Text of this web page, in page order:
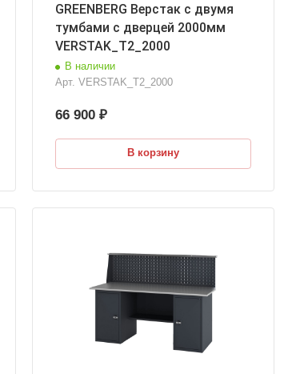
GREENBERG Верстак с двумя
тумбами с дверцей 2000мм
VERSTAK_Т2_2000
В наличии
Арт.VERSTAK_Т2_2000
66 900 ₽
В корзину